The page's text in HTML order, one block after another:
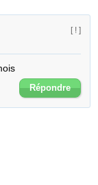
[ ! ]
Répondre